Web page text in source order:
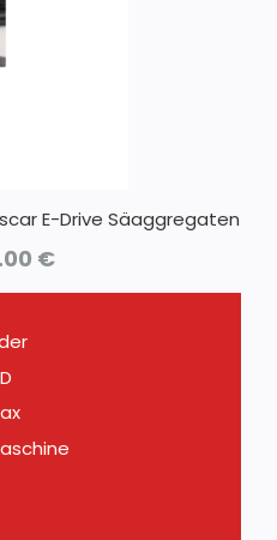
E-Drive Säaggregaten
€